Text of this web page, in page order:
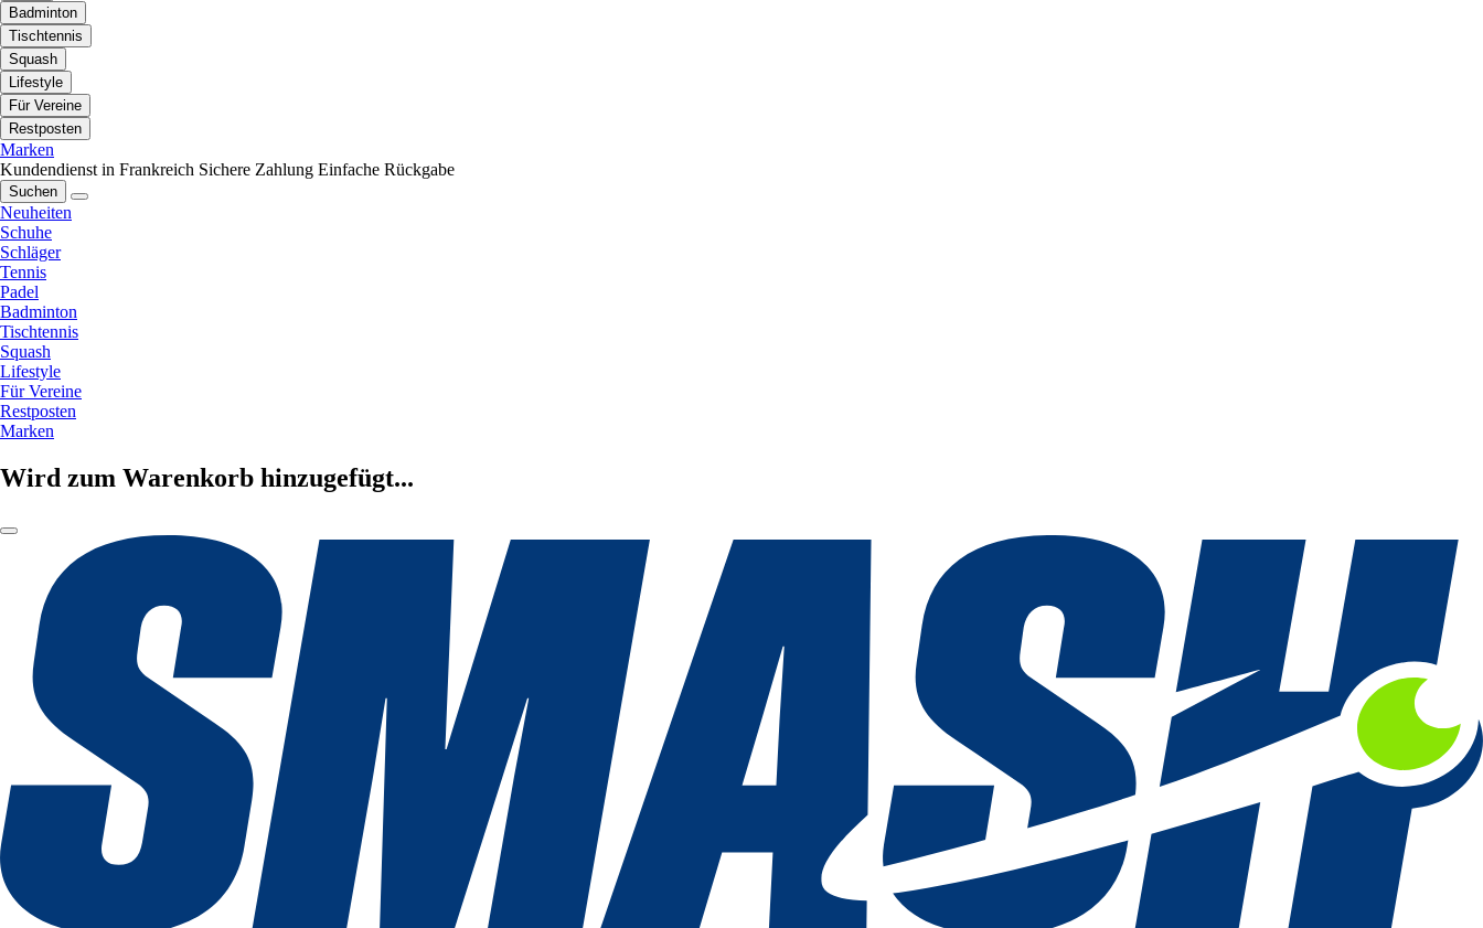
Badminton
Tischtennis
Squash
Lifestyle
Für Vereine
Restposten
Marken
Kundendienst in Frankreich Sichere Zahlung Einfache Rückgabe
Suchen
Neuheiten
Schuhe
Schläger
Tennis
Padel
Badminton
Tischtennis
Squash
Lifestyle
Für Vereine
Restposten
Marken
Wird zum Warenkorb hinzugefügt...